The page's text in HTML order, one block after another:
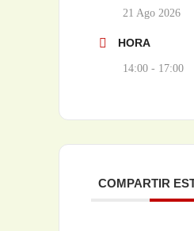
21 Ago 2026
HORA
14:00 - 17:00
COMPARTIR